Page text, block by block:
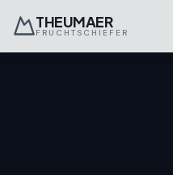
THEUMAER
FRUCHTSCHIEFER